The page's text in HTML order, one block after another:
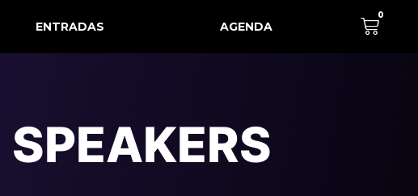
ENTRADAS AGENDA
0
SPEAKERS